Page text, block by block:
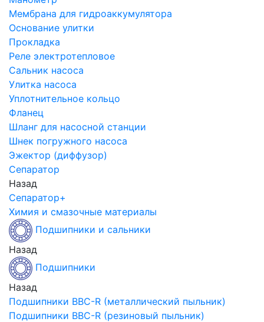
Мембрана для гидроаккумулятора
Основание улитки
Прокладка
Реле электротепловое
Сальник насоса
Улитка насоса
Уплотнительное кольцо
Фланец
Шланг для насосной станции
Шнек погружного насоса
Эжектор (диффузор)
Сепаратор
Назад
Сепаратор+
Химия и смазочные материалы
Подшипники и сальники
Назад
Подшипники
Назад
Подшипники BBC-R (металлический пыльник)
Подшипники BBC-R (резиновый пыльник)